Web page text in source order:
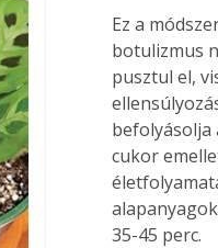
Ez a
botulizmus
pusztul el,
befolyásolja
cukor
35-45 perc.